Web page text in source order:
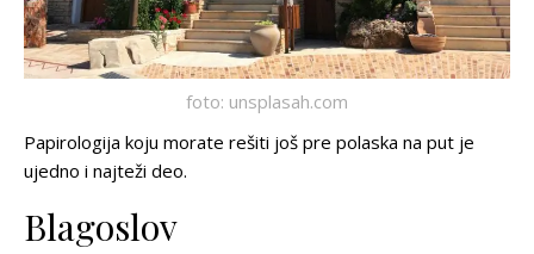
foto: unsplasah.com
Papirologija koju morate rešiti još pre polaska na put je
ujedno i najteži deo.
Blagoslov